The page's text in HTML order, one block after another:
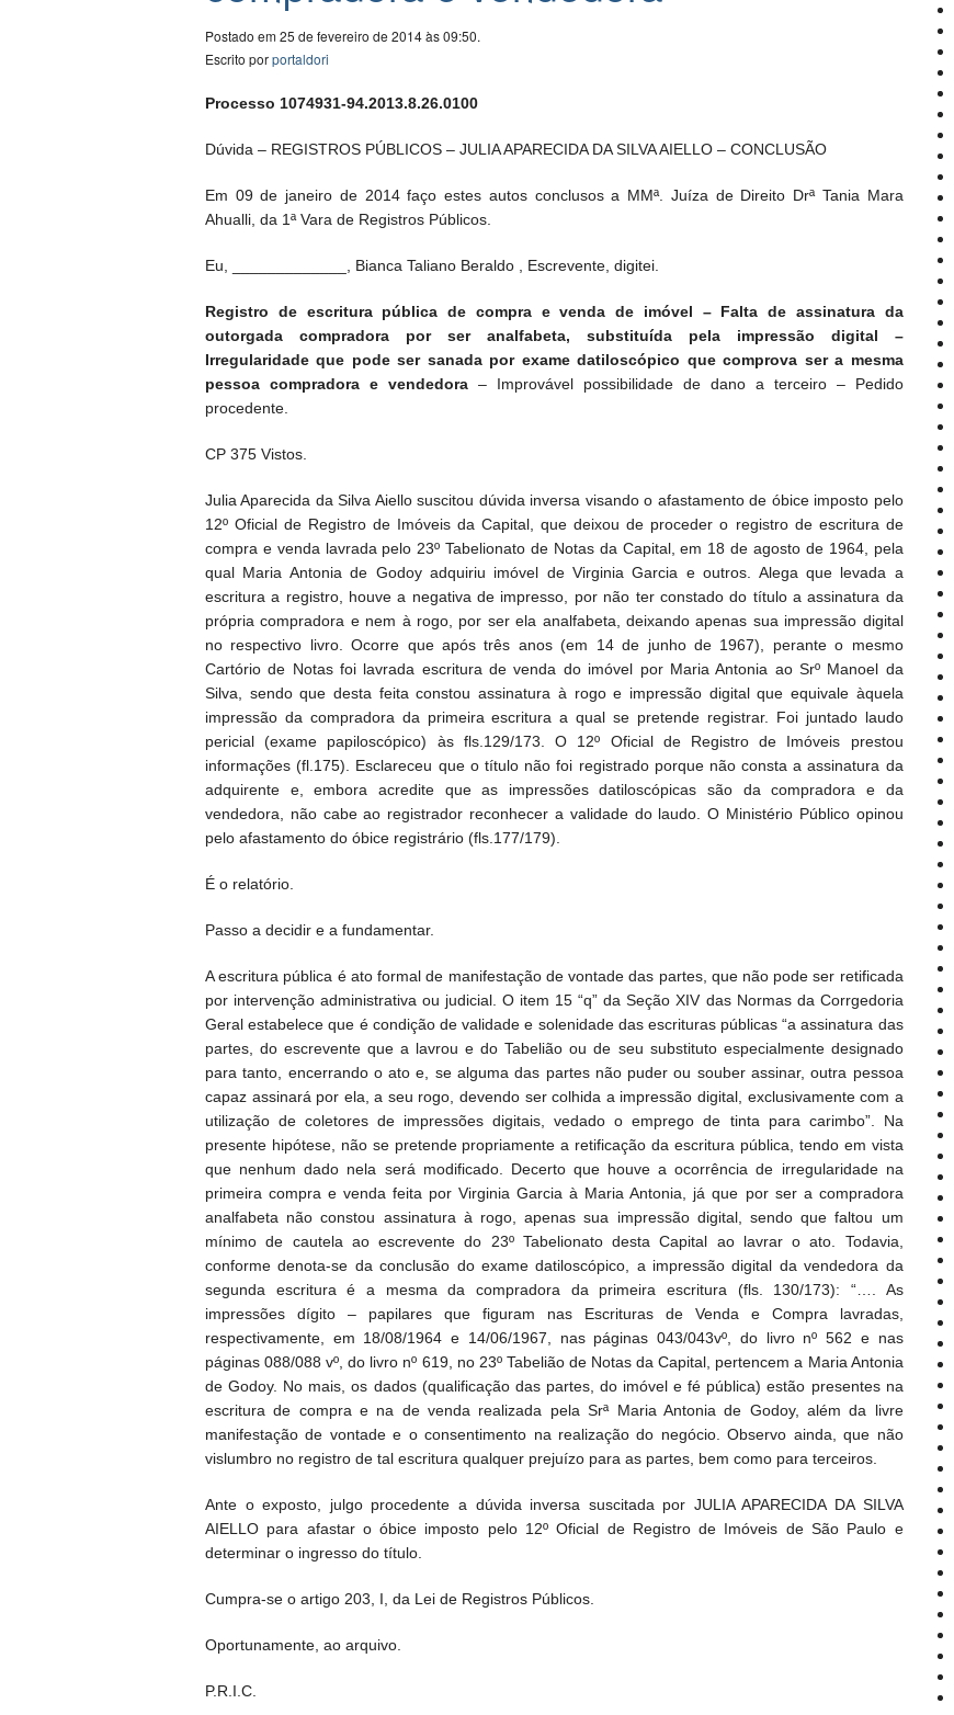
Postado em 25 de fevereiro de 2014 às 09:50.
Escrito porportaldori
Processo 1074931-94.2013.8.26.0100
Dúvida – REGISTROS PÚBLICOS – JULIA APARECIDA DA SILVA AIELLO – CONCLUSÃO
Em 09 de janeiro de 2014 faço estes autos conclusos a MMª. Juíza de Direito Drª Tania Mara
Ahualli, da 1ª Vara de Registros Públicos.
Eu, _____________, Bianca Taliano Beraldo , Escrevente, digitei.
Registro de escritura pública de compra e venda de imóvel – Falta de assinatura da
outorgada compradora por ser analfabeta, substituída pela impressão digital –
Irregularidade que pode ser sanada por exame datiloscópico que comprova ser a mesma
pessoa compradora e vendedora – Improvável possibilidade de dano a terceiro – Pedido
procedente.
CP 375 Vistos.
Julia Aparecida da Silva Aiello suscitou dúvida inversa visando o afastamento de óbice imposto pelo
12º Oficial de Registro de Imóveis da Capital, que deixou de proceder o registro de escritura de
compra e venda lavrada pelo 23º Tabelionato de Notas da Capital, em 18 de agosto de 1964, pela
qual Maria Antonia de Godoy adquiriu imóvel de Virginia Garcia e outros. Alega que levada a
escritura a registro, houve a negativa de impresso, por não ter constado do título a assinatura da
própria compradora e nem à rogo, por ser ela analfabeta, deixando apenas sua impressão digital
no respectivo livro. Ocorre que após três anos (em 14 de junho de 1967), perante o mesmo
Cartório de Notas foi lavrada escritura de venda do imóvel por Maria Antonia ao Srº Manoel da
Silva, sendo que desta feita constou assinatura à rogo e impressão digital que equivale àquela
impressão da compradora da primeira escritura a qual se pretende registrar. Foi juntado laudo
pericial (exame papiloscópico) às fls.129/173. O 12º Oficial de Registro de Imóveis prestou
informações (fl.175). Esclareceu que o título não foi registrado porque não consta a assinatura da
adquirente e, embora acredite que as impressões datiloscópicas são da compradora e da
vendedora, não cabe ao registrador reconhecer a validade do laudo. O Ministério Público opinou
pelo afastamento do óbice registrário (fls.177/179).
É o relatório.
Passo a decidir e a fundamentar.
A escritura pública é ato formal de manifestação de vontade das partes, que não pode ser retificada
por intervenção administrativa ou judicial. O item 15 “q” da Seção XIV das Normas da Corrgedoria
Geral estabelece que é condição de validade e solenidade das escrituras públicas “a assinatura das
partes, do escrevente que a lavrou e do Tabelião ou de seu substituto especialmente designado
para tanto, encerrando o ato e, se alguma das partes não puder ou souber assinar, outra pessoa
capaz assinará por ela, a seu rogo, devendo ser colhida a impressão digital, exclusivamente com a
utilização de coletores de impressões digitais, vedado o emprego de tinta para carimbo”. Na
presente hipótese, não se pretende propriamente a retificação da escritura pública, tendo em vista
que nenhum dado nela será modificado. Decerto que houve a ocorrência de irregularidade na
primeira compra e venda feita por Virginia Garcia à Maria Antonia, já que por ser a compradora
analfabeta não constou assinatura à rogo, apenas sua impressão digital, sendo que faltou um
mínimo de cautela ao escrevente do 23º Tabelionato desta Capital ao lavrar o ato. Todavia,
conforme denota-se da conclusão do exame datiloscópico, a impressão digital da vendedora da
segunda escritura é a mesma da compradora da primeira escritura (fls. 130/173): “…. As
impressões dígito – papilares que figuram nas Escrituras de Venda e Compra lavradas,
respectivamente, em 18/08/1964 e 14/06/1967, nas páginas 043/043vº, do livro nº 562 e nas
páginas 088/088 vº, do livro nº 619, no 23º Tabelião de Notas da Capital, pertencem a Maria Antonia
de Godoy. No mais, os dados (qualificação das partes, do imóvel e fé pública) estão presentes na
escritura de compra e na de venda realizada pela Srª Maria Antonia de Godoy, além da livre
manifestação de vontade e o consentimento na realização do negócio. Observo ainda, que não
vislumbro no registro de tal escritura qualquer prejuízo para as partes, bem como para terceiros.
Ante o exposto, julgo procedente a dúvida inversa suscitada por JULIA APARECIDA DA SILVA
AIELLO para afastar o óbice imposto pelo 12º Oficial de Registro de Imóveis de São Paulo e
determinar o ingresso do título.
Cumpra-se o artigo 203, I, da Lei de Registros Públicos.
Oportunamente, ao arquivo.
P.R.I.C.